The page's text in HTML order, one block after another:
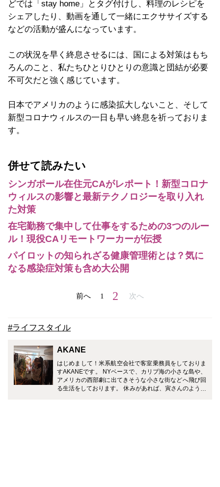
どでは「stay home」とタグ付けし、料理のレシピを
シェアしたり、動画を通して一緒にエクササイズする
などの活動が盛んになっています。
この状況を早く終息させるには、国による対策はもち
ろんのこと、私たちひとりひとりの意識と団結が必要
不可欠だと強く感じています。
日本でアメリカのように感染拡大しないこと、そして
新型コロナウィルスの一日も早い終息を祈っておりま
す。
併せて読みたい
シンガポール在住元CAがレポート！新型コロナ
ウィルスの影響と最新テクノロジーを取り入れ
た対策
在宅勤務で集中して仕事をするための3つのルー
ル！現役CAリモートワーカーが伝授
パイロットの知られざる健康管理術とは？気に
なる感染症対策も含め大公開
前へ 1 2 次へ
#ライフスタイル
AKANE
はじめまして！米系航空会社で客室乗務員をしておりま
すAKANEです。 NYベースで、カリブ海の小さな島や、
アメリカの西部劇に出てきそうな小さな街などへ飛び回
る生活をしております。 休みがあれば、寅さんのように